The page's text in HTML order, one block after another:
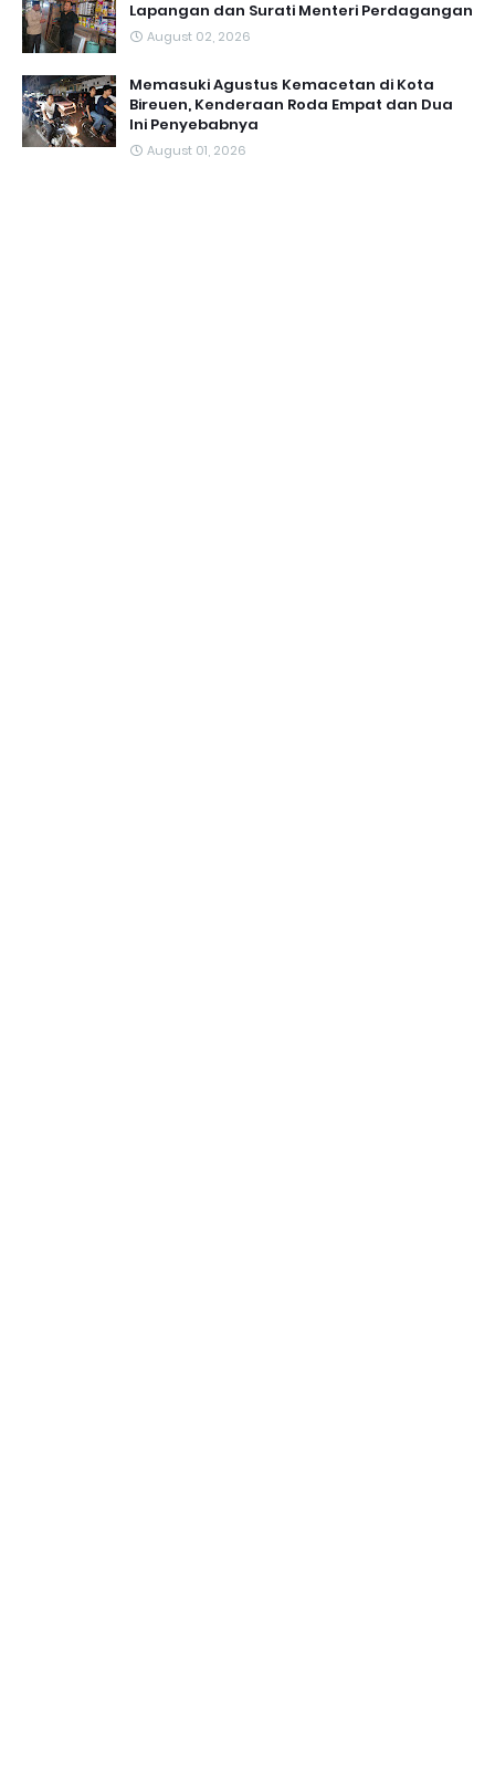
Lapangan dan Surati Menteri Perdagangan
August 02, 2026
Memasuki Agustus Kemacetan di Kota
Bireuen, Kenderaan Roda Empat dan Dua
Ini Penyebabnya
August 01, 2026